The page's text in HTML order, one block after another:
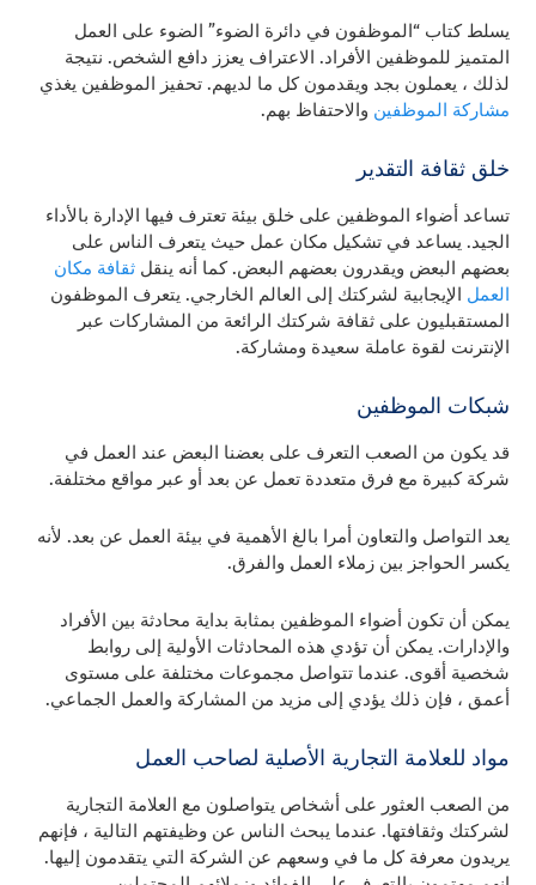
يسلط كتاب “الموظفون في دائرة الضوء” الضوء على العمل
المتميز للموظفين الأفراد. الاعتراف يعزز دافع الشخص. نتيجة
لذلك ، يعملون بجد ويقدمون كل ما لديهم. تحفيز الموظفين يغذي
مشاركة الموظفين والاحتفاظ بهم.
خلق ثقافة التقدير
تساعد أضواء الموظفين على خلق بيئة تعترف فيها الإدارة بالأداء
الجيد. يساعد في تشكيل مكان عمل حيث يتعرف الناس على
بعضهم البعض ويقدرون بعضهم البعض. كما أنه ينقلثقافة مكان
العمل الإيجابية لشركتك إلى العالم الخارجي. يتعرف الموظفون
المستقبليون على ثقافة شركتك الرائعة من المشاركات عبر
الإنترنت لقوة عاملة سعيدة ومشاركة.
شبكات الموظفين
قد يكون من الصعب التعرف على بعضنا البعض عند العمل في
شركة كبيرة مع فرق متعددة تعمل عن بعد أو عبر مواقع مختلفة.
يعد التواصل والتعاون أمرا بالغ الأهمية في بيئة العمل عن بعد. لأنه
يكسر الحواجز بين زملاء العمل والفرق.
يمكن أن تكون أضواء الموظفين بمثابة بداية محادثة بين الأفراد
والإدارات. يمكن أن تؤدي هذه المحادثات الأولية إلى روابط
شخصية أقوى. عندما تتواصل مجموعات مختلفة على مستوى
أعمق ، فإن ذلك يؤدي إلى مزيد من المشاركة والعمل الجماعي.
مواد للعلامة التجارية الأصلية لصاحب العمل
من الصعب العثور على أشخاص يتواصلون مع العلامة التجارية
لشركتك وثقافتها. عندما يبحث الناس عن وظيفتهم التالية ، فإنهم
يريدون معرفة كل ما في وسعهم عن الشركة التي يتقدمون إليها.